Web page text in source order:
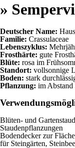
»
Deutscher Name:
Familie: Crassulaceae
Lebenszyklus:
Frosthärte: gute
Blüte: rosa im
Standort: vollsonnige
Boden: stark
Pflanzung: im Abstand
Blüten- und
Staudenpflanzungen
Bodendecker zur
für Steingärten,